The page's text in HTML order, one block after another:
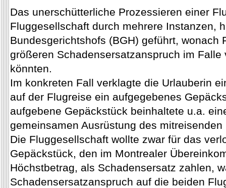
Das unerschütterliche Prozessieren einer
Fluggesellschaft durch mehrere Instanzen,
Bundesgerichtshofs (BGH) geführt, wonach
größeren Schadensersatzanspruch im
könnten.
Im konkreten Fall verklagte die Urlauberin
auf der Flugreise ein aufgegebenes
aufgebene Gepäckstück beinhaltete u.a.
gemeinsamen Ausrüstung des
Die Fluggesellschaft wollte zwar für das
Gepäckstück, den im Montrealer
Höchstbetrag, als Schadensersatz zahlen,
Schadensersatzanspruch auf die beiden